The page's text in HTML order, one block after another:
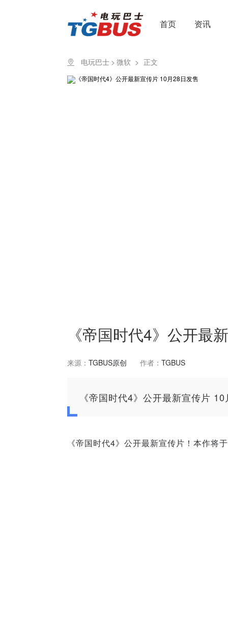
首页 资讯
电玩巴士 > 微软 > 正文
《帝国时代4》公开最
来源： TGBUS原创 作者： TGBUS
《帝国时代4》公开最新宣传片
《帝国时代4》公开最新宣传片！本作将